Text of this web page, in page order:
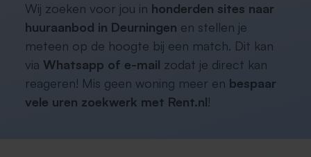
Wij zoeken voor jou in honderden sites naar
huuraanbod in Deurningen en stellen je
meteen op de hoogte bij een match. Dit kan
via Whatsapp of e-mail zodat je direct kan
reageren! Mis geen woning meer en bespaar
vele uren zoekwerk met Rent.nl!